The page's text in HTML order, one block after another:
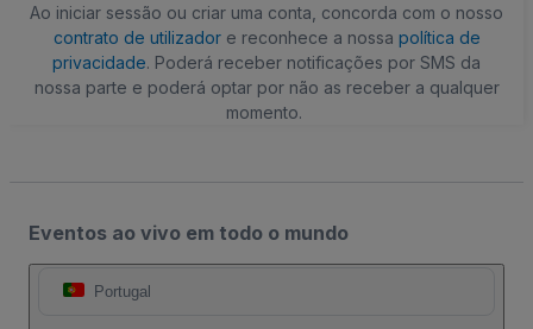
Ao iniciar sessão ou criar uma conta, concorda com o nosso
contrato de utilizadore reconhece a nossa política de
privacidade. Poderá receber notificações por SMS da
nossa parte e poderá optar por não as receber a qualquer
momento.
Eventos ao vivo em todo o mundo
Portugal